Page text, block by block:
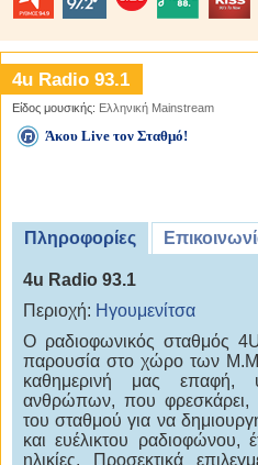
4u Radio 93.1
Είδος μουσικής: Ελληνική Mainstream
Άκου Live τον Σταθμό!
Πληροφορίες
4u Radio 93.1
Περιοχή: Ηγουμενίτσα
Ο ραδιοφωνικός σταθμός
παρουσία στο χώρο των
καθημερινή μας επαφή,
ανθρώπων, που φρεσκάρει,
του σταθμού για να
και ευέλικτου ραδιοφώνου,
ηλικίες. Προσεκτικά